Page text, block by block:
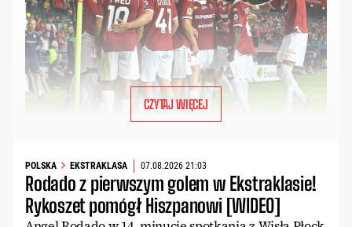
CZYTAJ WIĘCEJ
POLSKA EKSTRAKLASA 07.08.2026 21:03
Rodado z pierwszym golem w Ekstraklasie!
Rykoszet pomógł Hiszpanowi [WIDEO]